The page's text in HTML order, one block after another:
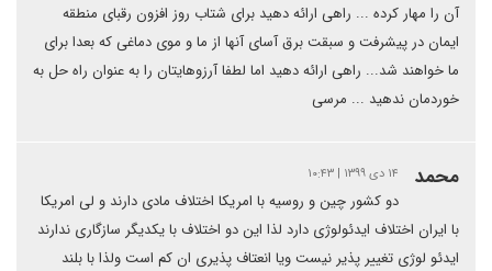
آن را مهار کرده ... راهی ارائه دهید برای شتاب روز افزون رقبای منطقه
ایمان در پیشرفت و سبقت برق آسای آنها از ما و موی دماغی که بعدا برای
ما خواهند شد... راهی ارائه دهید اما لطفا آرزوهایتان را به عنوان راه حل به
خوردمان ندهید ... مرسی
محمد ۱۴ دی ۱۳۹۹ | ۱۰:۴۳
دو کشور چین و روسیه با امریکا اختلاف مادی دارند و لی امریکا
با ایران اختلاف ایدئولوژی دارد لذا این دو اختلاف با یکدیگر سازگاری ندارند
ایدئو لوژی تغییر پذیر نیست ویا انعتاف پذیری ان کم است ولذا با بلند